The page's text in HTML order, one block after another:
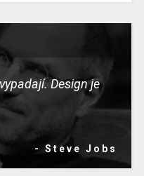
Design je
- Steve Jobs